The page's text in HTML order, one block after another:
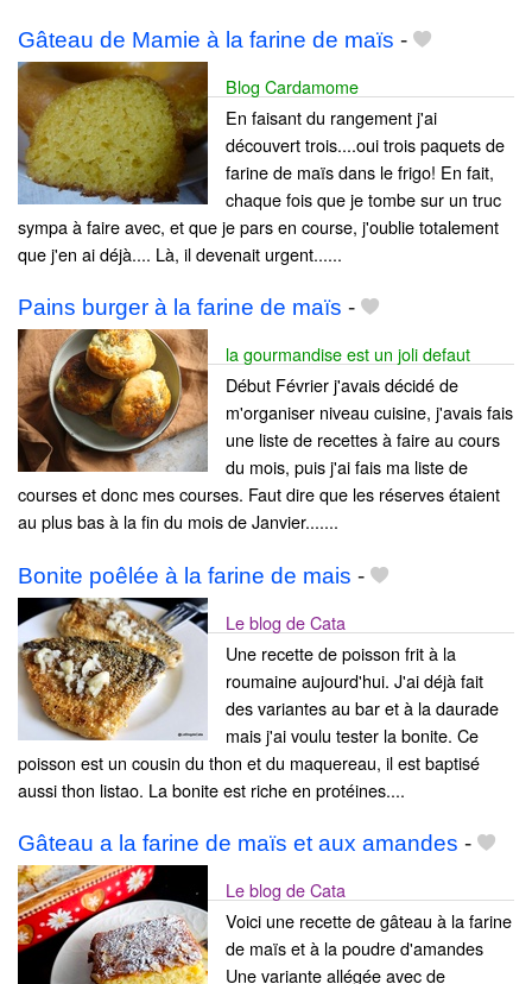
Gâteau de Mamie à la farine de maïs -
Blog Cardamome
En faisant du rangement j'ai
découvert trois....oui trois paquets de
farine de maïs dans le frigo! En fait,
chaque fois que je tombe sur un truc
sympa à faire avec, et que je pars en course, j'oublie totalement
que j'en ai déjà.... Là, il devenait urgent......
Pains burger à la farine de maïs -
la gourmandise est un joli defaut
Début Février j'avais décidé de
m'organiser niveau cuisine, j'avais fais
une liste de recettes à faire au cours
du mois, puis j'ai fais ma liste de
courses et donc mes courses. Faut dire que les réserves étaient
au plus bas à la fin du mois de Janvier.......
Bonite poêlée à la farine de mais -
Le blog de Cata
Une recette de poisson frit à la
roumaine aujourd'hui. J'ai déjà fait
des variantes au bar et à la daurade
mais j'ai voulu tester la bonite. Ce
poisson est un cousin du thon et du maquereau, il est baptisé
aussi thon listao. La bonite est riche en protéines....
Gâteau a la farine de maïs et aux amandes -
Le blog de Cata
Voici une recette de gâteau à la farine
de maïs et à la poudre d'amandes
Une variante allégée avec de